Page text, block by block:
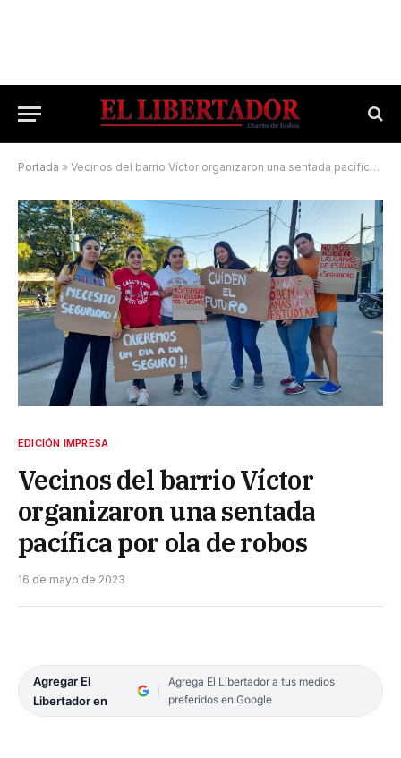
Portada » Vecinos del barrio Víctor organizaron una sentada pacífica por ola de robos
EDICIÓN IMPRESA
Vecinos del barrio Víctor
organizaron una sentada
pacífica por ola de robos
16 de mayo de 2023
Agregar El
Libertador en
Agrega El Libertador a tus medios
preferidos en Google